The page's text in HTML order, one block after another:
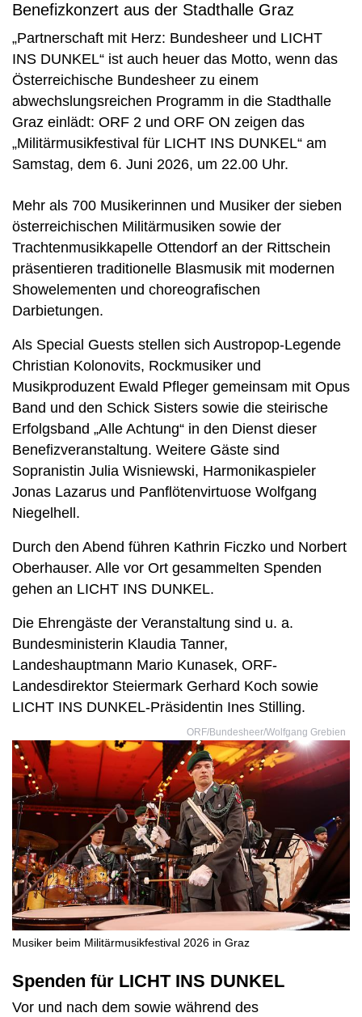
Benefizkonzert aus der Stadthalle Graz
„Partnerschaft mit Herz: Bundesheer und LICHT
INS DUNKEL“ ist auch heuer das Motto, wenn das
Österreichische Bundesheer zu einem
abwechslungsreichen Programm in die Stadthalle
Graz einlädt: ORF 2 und ORF ON zeigen das
„Militärmusikfestival für LICHT INS DUNKEL“ am
Samstag, dem 6. Juni 2026, um 22.00 Uhr.
Mehr als 700 Musikerinnen und Musiker der sieben
österreichischen Militärmusiken sowie der
Trachtenmusikkapelle Ottendorf an der Rittschein
präsentieren traditionelle Blasmusik mit modernen
Showelementen und choreografischen
Darbietungen.
Als Special Guests stellen sich Austropop-Legende
Christian Kolonovits, Rockmusiker und
Musikproduzent Ewald Pfleger gemeinsam mit Opus
Band und den Schick Sisters sowie die steirische
Erfolgsband „Alle Achtung“ in den Dienst dieser
Benefizveranstaltung. Weitere Gäste sind
Sopranistin Julia Wisniewski, Harmonikaspieler
Jonas Lazarus und Panflötenvirtuose Wolfgang
Niegelhell.
Durch den Abend führen Kathrin Ficzko und Norbert
Oberhauser. Alle vor Ort gesammelten Spenden
gehen an LICHT INS DUNKEL.
Die Ehrengäste der Veranstaltung sind u. a.
Bundesministerin Klaudia Tanner,
Landeshauptmann Mario Kunasek, ORF-
Landesdirektor Steiermark Gerhard Koch sowie
LICHT INS DUNKEL-Präsidentin Ines Stilling.
ORF/Bundesheer/Wolfgang Grebien
Musiker beim Militärmusikfestival 2026 in Graz
Spenden für LICHT INS DUNKEL
Vor und nach dem sowie während des